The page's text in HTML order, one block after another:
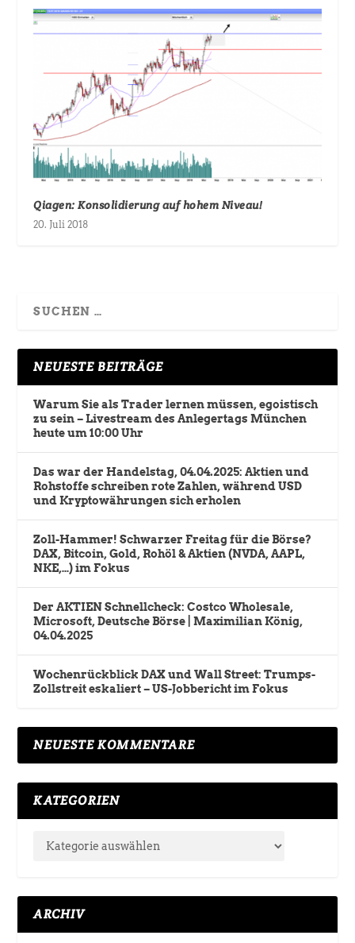
Qiagen: Konsolidierung auf hohem Niveau!
20. Juli 2018
NEUESTE BEITRÄGE
Warum Sie als Trader lernen müssen, egoistisch
zu sein – Livestream des Anlegertags München
heute um 10:00 Uhr
Das war der Handelstag, 04.04.2025: Aktien und
Rohstoffe schreiben rote Zahlen, während USD
und Kryptowährungen sich erholen
Zoll-Hammer! Schwarzer Freitag für die Börse?
DAX, Bitcoin, Gold, Rohöl & Aktien (NVDA, AAPL,
NKE,…) im Fokus
Der AKTIEN Schnellcheck: Costco Wholesale,
Microsoft, Deutsche Börse | Maximilian König,
04.04.2025
Wochenrückblick DAX und Wall Street: Trumps-
Zollstreit eskaliert – US-Jobbericht im Fokus
NEUESTE KOMMENTARE
KATEGORIEN
ARCHIV